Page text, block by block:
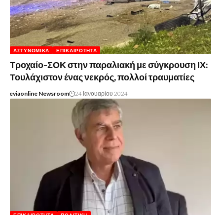
ΑΣΤΥΝΟΜΙΚΆ ΕΠΙΚΑΙΡΌΤΗΤΑ
Τροχαίο-ΣΟΚ στην παραλιακή με σύγκρουση ΙΧ:
Τουλάχιστον ένας νεκρός, πολλοί τραυματίες
eviaonline Newsroom 24 Ιανουαρίου 2024